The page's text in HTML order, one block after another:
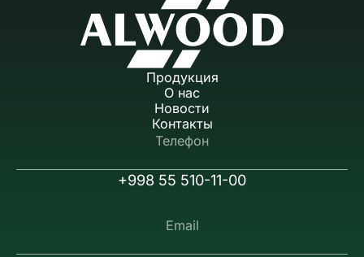
Продукция
О нас
Новости
Контакты
Телефон
+998 55 510-11-00
Email